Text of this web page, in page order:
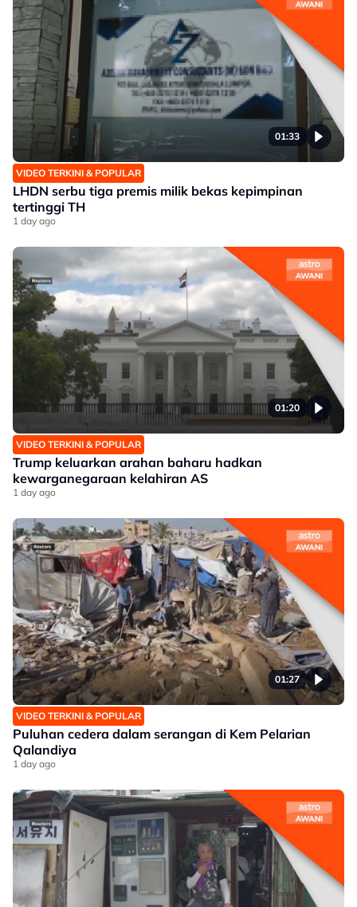
01:33
VIDEO TERKINI & POPULAR
LHDN serbu tiga premis milik bekas kepimpinan
tertinggi TH
1 day ago
01:20
VIDEO TERKINI & POPULAR
Trump keluarkan arahan baharu hadkan
kewarganegaraan kelahiran AS
1 day ago
01:27
VIDEO TERKINI & POPULAR
Puluhan cedera dalam serangan di Kem Pelarian
Qalandiya
1 day ago